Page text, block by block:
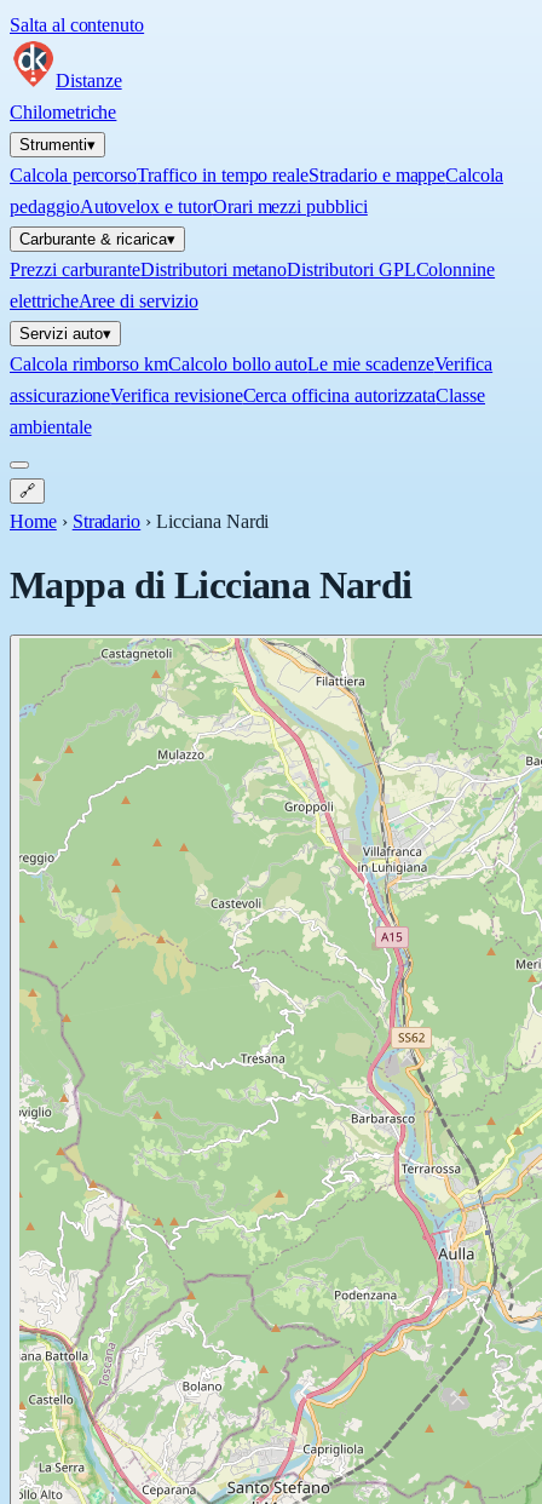
Salta al contenuto
Distanze
Chilometriche
Strumenti▾
Calcola percorsoTraffico in tempo realeStradario e mappeCalcola
pedaggioAutovelox e tutorOrari mezzi pubblici
Carburante & ricarica▾
Prezzi carburanteDistributori metanoDistributori GPLColonnine
elettricheAree di servizio
Servizi auto▾
Calcola rimborso kmCalcolo bollo autoLe mie scadenzeVerifica
assicurazioneVerifica revisioneCerca officina autorizzataClasse
ambientale
🔗
Home › Stradario ›Licciana Nardi
Mappa diLicciana Nardi